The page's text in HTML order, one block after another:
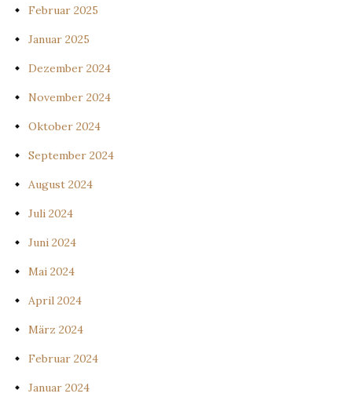
Februar 2025
Januar 2025
Dezember 2024
November 2024
Oktober 2024
September 2024
August 2024
Juli 2024
Juni 2024
Mai 2024
April 2024
März 2024
Februar 2024
Januar 2024